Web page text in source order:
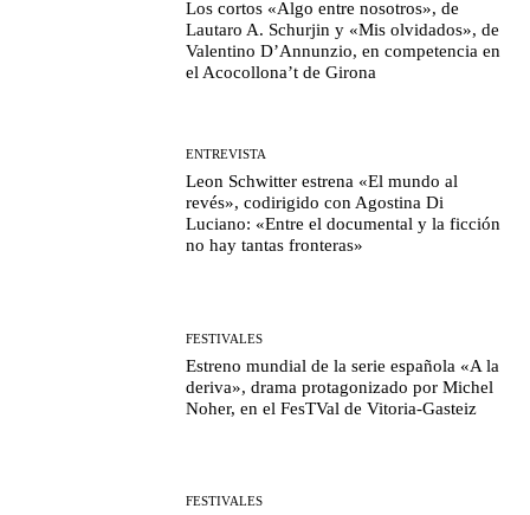
Los cortos «Algo entre nosotros», de
Lautaro A. Schurjin y «Mis olvidados», de
Valentino D’Annunzio, en competencia en
el Acocollona’t de Girona
ENTREVISTA
Leon Schwitter estrena «El mundo al
revés», codirigido con Agostina Di
Luciano: «Entre el documental y la ficción
no hay tantas fronteras»
FESTIVALES
Estreno mundial de la serie española «A la
deriva», drama protagonizado por Michel
Noher, en el FesTVal de Vitoria-Gasteiz
FESTIVALES